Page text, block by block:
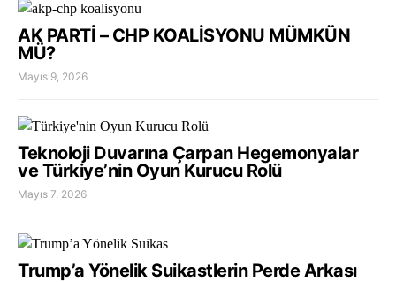
AK PARTİ – CHP KOALİSYONU MÜMKÜN
MÜ?
Mayıs 9, 2026
Teknoloji Duvarına Çarpan Hegemonyalar
ve Türkiye’nin Oyun Kurucu Rolü
Mayıs 7, 2026
Trump’a Yönelik Suikastlerin Perde Arkası